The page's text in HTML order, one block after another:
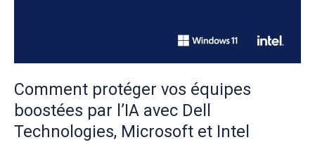
Comment protéger vos équipes
boostées par l’IA avec Dell
Technologies, Microsoft et Intel